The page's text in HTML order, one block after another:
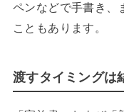
ペンなどで手書き、
こともあります。
渡すタイミングは